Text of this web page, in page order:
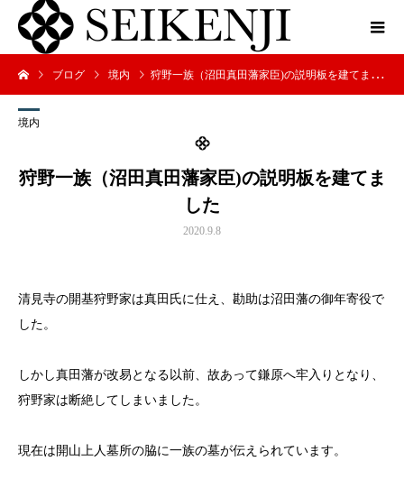
ブログ 境内 狩野一族（沼田真田藩家臣)の説明板を建てました
境内
狩野一族（沼田真田藩家臣)の説明板を建てま
した
2020.9.8
清見寺の開基狩野家は真田氏に仕え、勘助は沼田藩の御年寄役で
した。
しかし真田藩が改易となる以前、故あって鎌原へ牢入りとなり、
狩野家は断絶してしまいました。
現在は開山上人墓所の脇に一族の墓が伝えられています。